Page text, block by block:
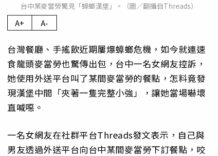
台中某麥當勞驚見「蟑螂漢堡」。（圖／翻攝自Threads）
A+ A-
台灣餐廳、手搖飲近期屢爆蟑螂危機，如今就連速
食龍頭麥當勞也驚傳出包，台中一名女網友控訴，
她使用外送平台叫了某間麥當勞的餐點，怎料竟發
現漢堡中間「夾著一隻完整小強」，讓她當場嚇壞
直喊噁。
一名女網友在社群平台Threads發文表示，自己與
男友透過外送平台向台中某間麥當勞下訂餐點，咬